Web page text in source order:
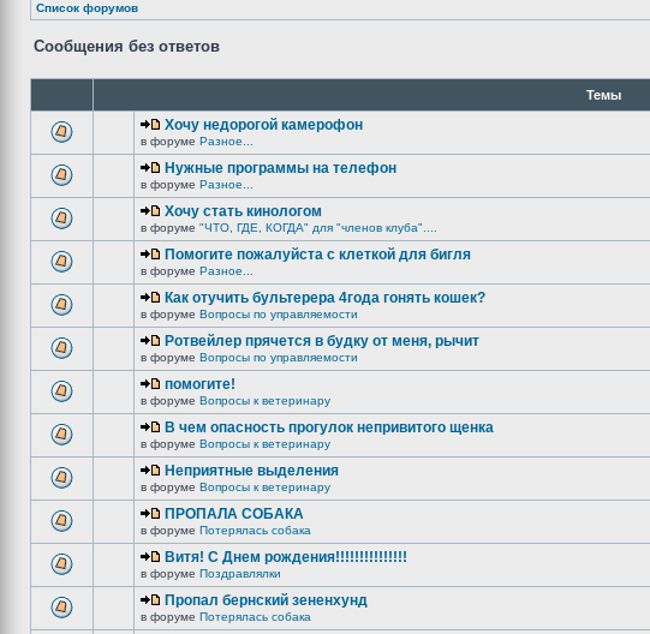
Список форумов
Сообщения без ответов
Темы
Хочу недорогой камерофон
в форуме Разное...
Нужные программы на телефон
в форуме Разное...
Хочу стать кинологом
в форуме "ЧТО, ГДЕ, КОГДА" для "членов клуба"....
Помогите пожалуйста с клеткой для бигля
в форуме Разное...
Как отучить бультерера 4года гонять кошек?
в форуме Вопросы по управляемости
Ротвейлер прячется в будку от меня, рычит
в форуме Вопросы по управляемости
помогите!
в форуме Вопросы к ветеринару
В чем опасность прогулок непривитого щенка
в форуме Вопросы к ветеринару
Неприятные выделения
в форуме Вопросы к ветеринару
ПРОПАЛА СОБАКА
в форуме Потерялась собака
Витя! С Днем рождения!!!!!!!!!!!!!!!
в форуме Поздравлялки
Пропал бернский зененхунд
в форуме Потерялась собака